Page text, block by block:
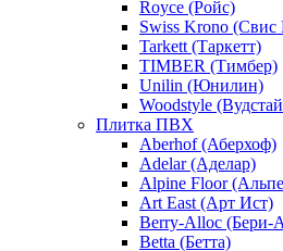
Royce (Ройс)
Swiss Krono (Свис
Tarkett (Таркетт)
TIMBER (Тимбер)
Unilin (Юнилин)
Woodstyle
Плитка ПВХ
Aberhof (Аберхоф)
Adelar (Аделар)
Alpine Floor
Art East (Арт Ист)
Berry-Alloc (Бери-
Betta (Бетта)